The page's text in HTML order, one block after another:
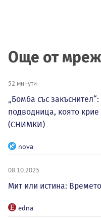
Още от
52 минути
„Бомба със
подводница, която
(СНИМКИ)
nova
08.10.2025
Мит или истина:
edna